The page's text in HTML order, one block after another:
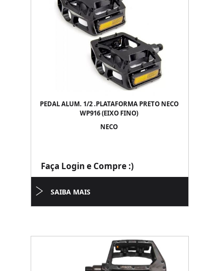
PEDAL ALUM. 1/2 .PLATAFORMA PRETO NECO
WP916 (EIXO FINO)
NECO
Faça Login e Compre :)
SAIBA MAIS